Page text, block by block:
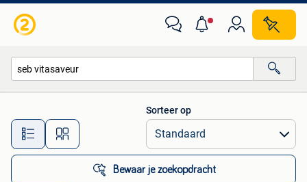
Alle afstanden…
Sorteer op
Bewaar je zoekopdracht